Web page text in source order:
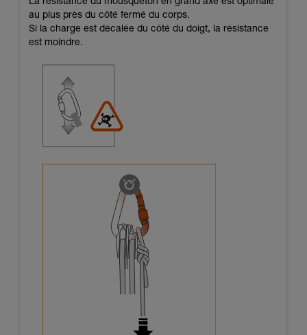
La résistance du mousqueton en grand axe est optimale
au plus près du côté fermé du corps.
Si la charge est décalée du côté du doigt, la résistance
est moindre.